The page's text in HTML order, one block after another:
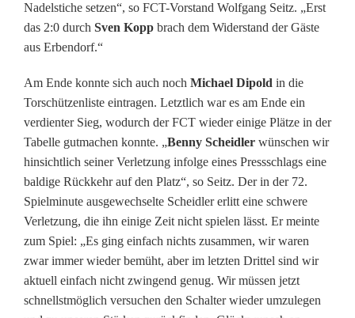
e
l
l
e
n
s
p
i
t
z
Nadelstiche setzen“, so FCT-Vorstand Wolfgang Seitz. „Erst
das 2:0 durch Sven Kopp brach dem Widerstand der Gäste
aus Erbendorf.“
Am Ende konnte sich auch noch Michael Dipold in die
Torschützenliste eintragen. Letztlich war es am Ende ein
verdienter Sieg, wodurch der FCT wieder einige Plätze in der
Tabelle gutmachen konnte. „Benny Scheidler wünschen wir
hinsichtlich seiner Verletzung infolge eines Pressschlags eine
baldige Rückkehr auf den Platz“, so Seitz. Der in der 72.
Spielminute ausgewechselte Scheidler erlitt eine schwere
Verletzung, die ihn einige Zeit nicht spielen lässt. Er meinte
zum Spiel: „Es ging einfach nichts zusammen, wir waren
zwar immer wieder bemüht, aber im letzten Drittel sind wir
aktuell einfach nicht zwingend genug. Wir müssen jetzt
schnellstmöglich versuchen den Schalter wieder umzulegen